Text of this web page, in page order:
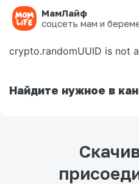
МамЛайф
соцсеть мам и
Ошибка на
crypto.randomUUID is not
Найдите нужное в